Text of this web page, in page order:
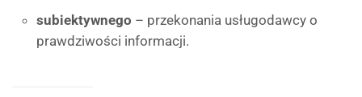
subiektywnego – przekonania usługodawcy o
prawdziwości informacji.